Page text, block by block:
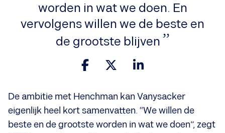
worden in wat we doen. En
vervolgens willen we de beste en
de grootste blijven
De ambitie met Henchman kan Vanysacker
eigenlijk heel kort samenvatten. “We willen de
beste en de grootste worden in wat we doen”, zegt